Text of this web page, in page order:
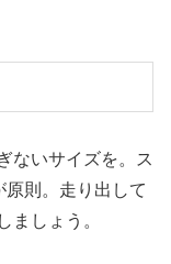
ないサイズを。ス
原則。走り出して
ましょう。